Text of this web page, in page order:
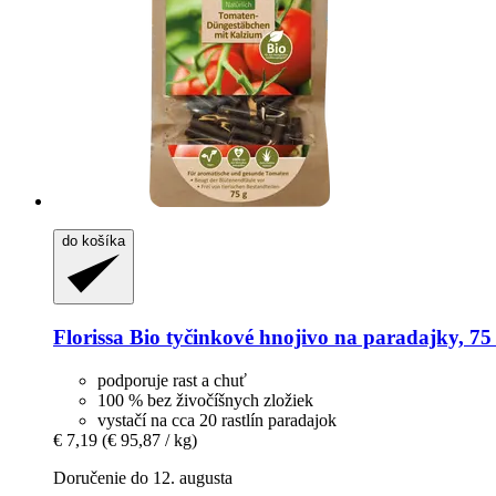
do košíka
Florissa Bio tyčinkové hnojivo na paradajky, 75
podporuje rast a chuť
100 % bez živočíšnych zložiek
vystačí na cca 20 rastlín paradajok
€ 7,19 (€ 95,87 / kg)
Doručenie do 12. augusta